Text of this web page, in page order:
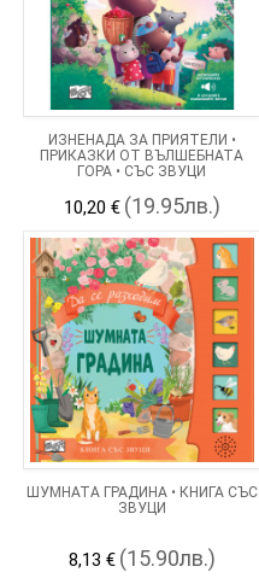
ИЗНЕНАДА ЗА ПРИЯТЕЛИ •
ПРИКАЗКИ ОТ ВЪЛШЕБНАТА
ГОРА • СЪС ЗВУЦИ
10,20 € (19.95лв.)
ШУМНАТА ГРАДИНА • КНИГА СЪС
ЗВУЦИ
8,13 € (15.90лв.)